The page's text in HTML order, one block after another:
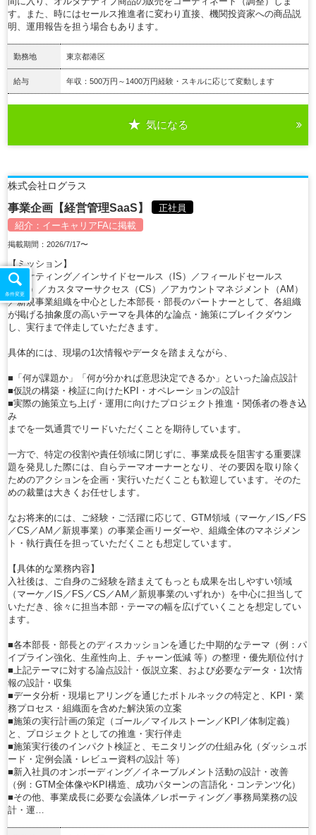
す。また、時にはセールス推進者に変わり直接、機関投資家への商品説
明、運用報告を担う場合もあります。
勤務地 東京都港区
給与 年収：500万円～1400万円経験・スキルに応じて変動します
気になる
株式会社ログラス
事業企画【経営管理SaaS】
正社員
紹介： イーキャリアFAに掲載
掲載期間：2026/7/17〜
【ミッション】
マーケティング／インサイドセールス（IS）／フィールドセールス
（FS）／カスタマーサクセス（CS）／アカウントマネジメント（AM）
／新規事業組織を中心とした本部長・部長のパートナーとして、各組織
が掲げる抽象度の高いテーマを具体的な論点・施策にブレイクダウン
し、実行まで伴走していただきます。
具体的には、現場の1次情報やデータを踏まえながら、
■「何が課題か」「何が分かれば意思決定できるか」といった論点設計
■仮説の構築・検証に向けたKPI・オペレーションの設計
■実際の施策立ち上げ・運用に向けたプロジェクト推進・関係者の巻き込
み
までを一気通貫でリードいただくことを期待しています。
一方で、特定の役割や責任領域に閉じずに、事業成長を阻害する重要課
題を発見した際には、自らテーマオーナーとなり、その要因を取り除く
ためのアクションを企画・実行いただくことも歓迎しています。そのた
めの裁量は大きくお任せします。
なお将来的には、ご経験・ご活躍に応じて、GTM領域（マーケ／IS／FS
／CS／AM／新規事業）の事業企画リーダーや、組織全体のマネジメン
ト・執行責任を担っていただくことも想定しています。
【具体的な業務内容】
入社後は、ご自身のご経験を踏まえてもっとも成果を出しやすい領域
（マーケ／IS／FS／CS／AM／新規事業のいずれか）を中心に担当して
いただき、徐々に担当本部・テーマの幅を広げていくことを想定してい
ます。
■各本部長・部長とのディスカッションを通じた中期的なテーマ（例：パ
イプライン強化、生産性向上、チャーン低減 等）の整理・優先順位付け
■上記テーマに対する論点設計・仮説立案、および必要なデータ・1次情
報の設計・収集
■データ分析・現場ヒアリングを通じたボトルネックの特定と、KPI・業
務プロセス・組織面を含めた解決策の立案
■施策の実行計画の策定（ゴール／マイルストーン／KPI／体制定義）
と、プロジェクトとしての推進・実行伴走
■施策実行後のインパクト検証と、モニタリングの仕組み化（ダッシュボ
ード・定例会議・レビュー資料の設計 等）
■新入社員のオンボーディング／イネーブルメント活動の設計・改善
（例：GTM全体像やKPI構造、成功パターンの言語化・コンテンツ化）
■その他、事業成長に必要な会議体／レポーティング／事務局業務の設
計・運…
条件変更